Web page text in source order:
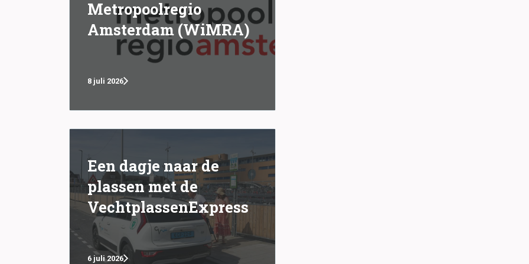
Metropoolregio
Amsterdam (WiMRA)
8 juli 2026
Een dagje naar de
plassen met de
VechtplassenExpress
6 juli 2026